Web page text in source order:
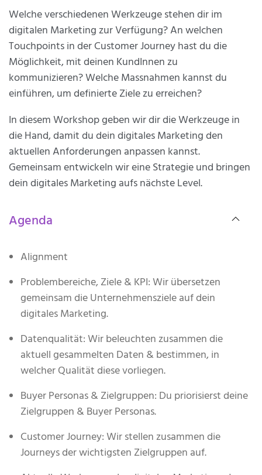
Welche verschiedenen Werkzeuge stehen dir im
digitalen Marketing zur Verfügung? An welchen
Touchpoints in der Customer Journey hast du die
Möglichkeit, mit deinen KundInnen zu
kommunizieren? Welche Massnahmen kannst du
einführen, um definierte Ziele zu erreichen?
In diesem Workshop geben wir dir die Werkzeuge in
die Hand, damit du dein digitales Marketing den
aktuellen Anforderungen anpassen kannst.
Gemeinsam entwickeln wir eine Strategie und bringen
dein digitales Marketing aufs nächste Level.
Agenda
Alignment
Problembereiche, Ziele & KPI: Wir übersetzen
gemeinsam die Unternehmensziele auf dein
digitales Marketing.
Datenqualität: Wir beleuchten zusammen die
aktuell gesammelten Daten & bestimmen, in
welcher Qualität diese vorliegen.
Buyer Personas & Zielgruppen: Du priorisierst deine
Zielgruppen & Buyer Personas.
Customer Journey: Wir stellen zusammen die
Journeys der wichtigsten Zielgruppen auf.